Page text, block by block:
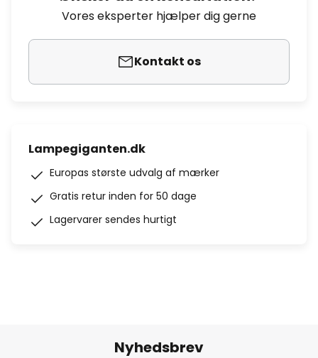
Vores eksperter hjælper dig gerne
Kontakt os
Lampegiganten.dk
Europas største udvalg af mærker
Gratis retur inden for 50 dage
Lagervarer sendes hurtigt
Nyhedsbrev